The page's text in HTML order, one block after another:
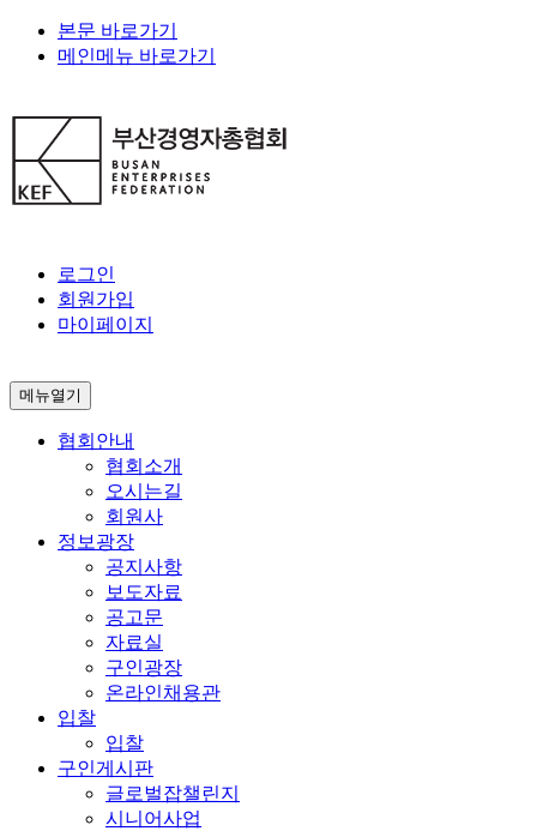
본문 바로가기
메인메뉴 바로가기
로그인
회원가입
마이페이지
메뉴열기
협회안내
협회소개
오시는길
회원사
정보광장
공지사항
보도자료
공고문
자료실
구인광장
온라인채용관
입찰
입찰
구인게시판
글로벌잡챌린지
시니어사업